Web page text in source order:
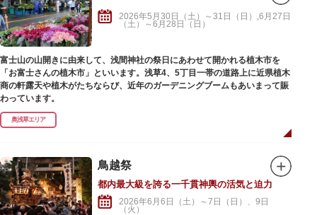
2026年5月30日（土）～31日（日）,6月27日
（土）～6月28日（日）
富士山の山開きに由来して、浅間神社の祭日にあわせて開かれる植木市を
「お富士さんの植木市」といいます。浅草4、5丁目一帯の道路上に近県植木
商の軒露天や植木がたちならび、近年のガーデニングブームもあいまって賑
わっています。
奥浅草エリア
鳥越祭
都内最大級を誇る一千貫神輿の活気と迫力
2026年6月6日（土）～7日（日）、9日
（火）